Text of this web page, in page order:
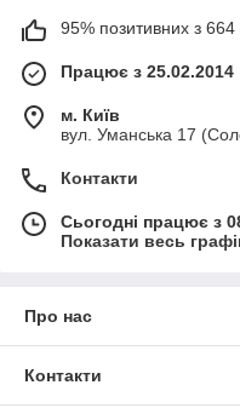
95% позитивних з 664
Працює з 25.02.2014
м. Київ
вул. Уманська 17
Контакти
Сьогодні працює з
Показати весь
Про нас
Контакти